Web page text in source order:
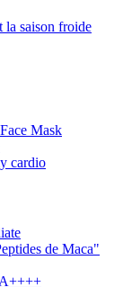
la saison froide
Mask
cardio
de Maca"